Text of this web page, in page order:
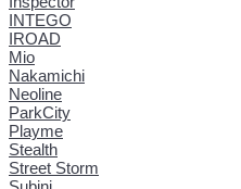
INTEGO
IROAD
Mio
Nakamichi
Neoline
ParkCity
Playme
Stealth
Street Storm